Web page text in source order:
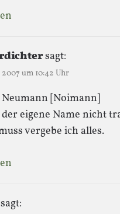
sagt:
2007 um 10:42 Uhr
[Noimann]
der eigene Name nicht
vergebe ich alles.
sagt: